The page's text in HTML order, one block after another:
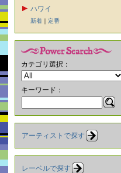
ハワイ
新着 ｜ 定番
カテゴリ選択：
キーワード：
アーティストで探す
レーベルで探す